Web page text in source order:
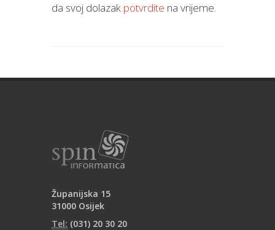
da svoj dolazak potvrdite na vrijeme.
Županijska 15
31000 Osijek
Tel: (031) 20 30 20